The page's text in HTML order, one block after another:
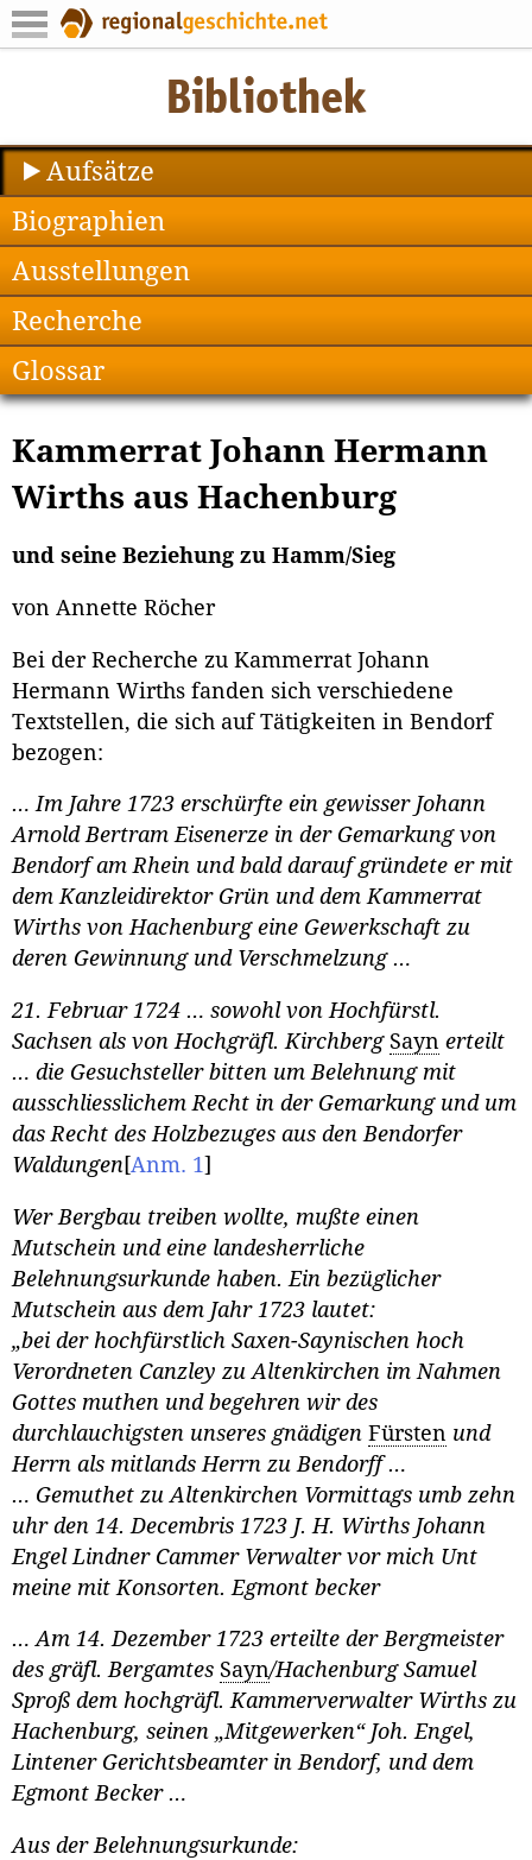
Aufsätze
Biographien
Ausstellungen
Recherche
Glossar
Kammerrat Johann Hermann
Wirths aus Hachenburg
und seine Beziehung zu Hamm/Sieg
von Annette Röcher
Bei der Recherche zu Kammerrat Johann
Hermann Wirths fanden sich verschiedene
Textstellen, die sich auf Tätigkeiten in Bendorf
bezogen:
… Im Jahre 1723 erschürfte ein gewisser Johann
Arnold Bertram Eisenerze in der Gemarkung von
Bendorf am Rhein und bald darauf gründete er mit
dem Kanzleidirektor Grün und dem Kammerrat
Wirths von Hachenburg eine Gewerkschaft zu
deren Gewinnung und Verschmelzung …
21. Februar 1724 … sowohl von Hochfürstl.
Sachsen als von Hochgräfl. Kirchberg Sayn erteilt
… die Gesuchsteller bitten um Belehnung mit
ausschliesslichem Recht in der Gemarkung und um
das Recht des Holzbezuges aus den Bendorfer
Waldungen[Anm. 1]
Wer Bergbau treiben wollte, mußte einen
Mutschein und eine landesherrliche
Belehnungsurkunde haben. Ein bezüglicher
Mutschein aus dem Jahr 1723 lautet:
„bei der hochfürstlich Saxen-Saynischen hoch
Verordneten Canzley zu Altenkirchen im Nahmen
Gottes muthen und begehren wir des
durchlauchigsten unseres gnädigen Fürsten und
Herrn als mitlands Herrn zu Bendorff …
… Gemuthet zu Altenkirchen Vormittags umb zehn
uhr den 14. Decembris 1723 J. H. Wirths Johann
Engel Lindner Cammer Verwalter vor mich Unt
meine mit Konsorten. Egmont becker
… Am 14. Dezember 1723 erteilte der Bergmeister
des gräfl. Bergamtes Sayn/Hachenburg Samuel
Sproß dem hochgräfl. Kammerverwalter Wirths zu
Hachenburg, seinen „Mitgewerken“ Joh. Engel,
Lintener Gerichtsbeamter in Bendorf, und dem
Egmont Becker …
Aus der Belehnungsurkunde: